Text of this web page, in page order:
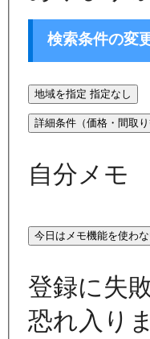
検索条件の変
地域を指定 指定なし
詳細条件（価格・間取
自分メモ
今日はメモ機能を使わ
登録に失
恐れ入り